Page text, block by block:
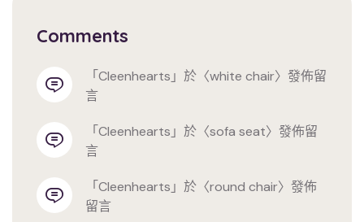
Comments
「 cleenhearts 」於〈white chair〉發佈留
言
「 cleenhearts 」於〈sofa seat〉發佈留
言
「 cleenhearts 」於〈round chair〉發佈
留言